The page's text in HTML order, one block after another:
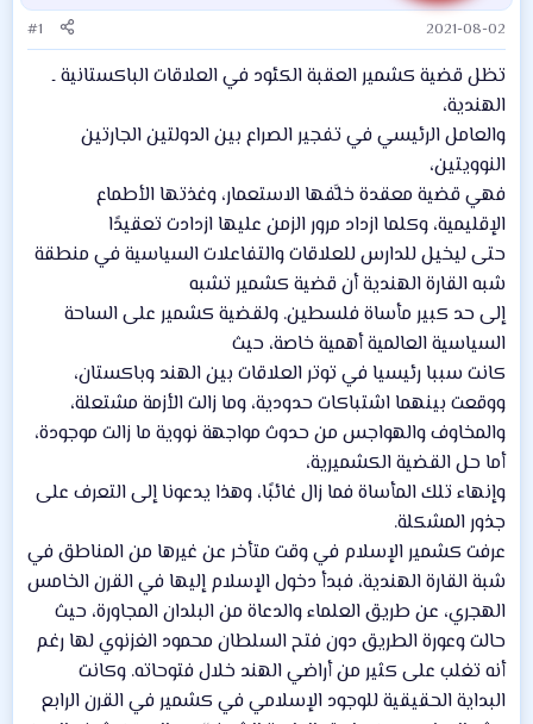
2021-08-02
#1
تظل قضية كشمير العقبة الكئود في العلاقات الباكستانية ـ
الهندية،
والعامل الرئيسي في تفجير الصراع بين الدولتين الجارتين
النوويتين،
فهي قضية معقدة خلَّفها الاستعمار، وغذتها الأطماع
الإقليمية، وكلما ازداد مرور الزمن عليها ازدادت تعقيدًا
حتى ليخيل للدارس للعلاقات والتفاعلات السياسية في منطقة
شبه القارة الهندية أن قضية كشمير تشبه
إلى حد كبير مأساة فلسطين. ولقضية كشمير على الساحة
السياسية العالمية أهمية خاصة، حيث
كانت سببا رئيسيا في توتر العلاقات بين الهند وباكستان،
ووقعت بينهما اشتباكات حدودية، وما زالت الأزمة مشتعلة،
والمخاوف والهواجس من حدوث مواجهة نووية ما زالت موجودة،
أما حل القضية الكشميرية،
وإنهاء تلك المأساة فما زال غائبًا، وهذا يدعونا إلى التعرف على
جذور المشكلة.
عرفت كشمير الإسلام في وقت متأخر عن غيرها من المناطق في
شبة القارة الهندية، فبدأ دخول الإسلام إليها في القرن الخامس
الهجري، عن طريق العلماء والدعاة من البلدان المجاورة، حيث
حالت وعورة الطريق دون فتح السلطان محمود الغزنوي لها رغم
أنه تغلب على كثير من أراضي الهند خلال فتوحاته. وكانت
البداية الحقيقية للوجود الإسلامي في كشمير في القرن الرابع